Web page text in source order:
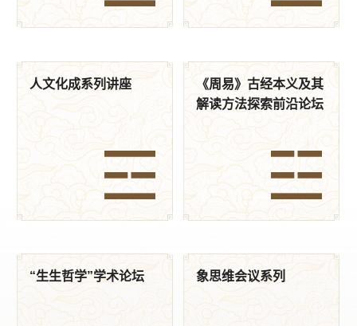
人文化成系列讲座
《周易》古经本义及其
解读方法探索前沿论坛
“生生哲学”学术论坛 象思维会议系列